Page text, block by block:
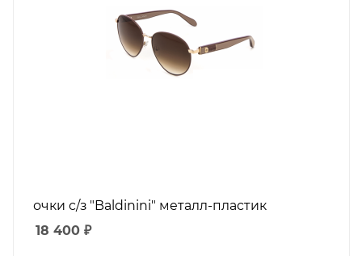
очки с/з "Baldinini" металл-пластик
18 400 ₽